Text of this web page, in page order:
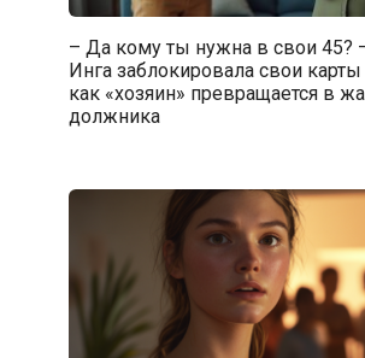
– Да кому ты нужна в свои 45?
Инга заблокировала свои
как «хозяин» превращается в
должника